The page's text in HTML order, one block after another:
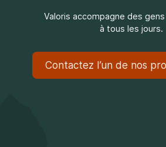
Valoris accompagne des
à tous les jours.
Contactez l’un de nos